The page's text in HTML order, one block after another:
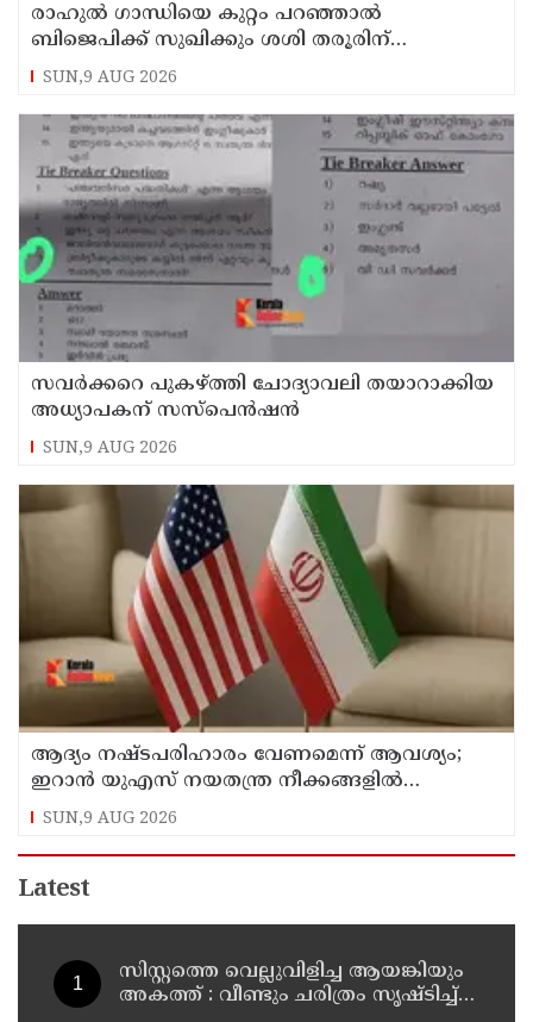
രാഹുല്‍ ഗാന്ധിയെ കുറ്റം പറഞ്ഞാല്‍
ബിജെപിക്ക് സുഖിക്കും ശശി തരൂരിന്
മറുപടിയുമായി കെ സി വേണുഗോപാല്‍
SUN,9 AUG 2026
സവര്‍ക്കറെ പുകഴ്ത്തി ചോദ്യാവലി തയാറാക്കിയ
അധ്യാപകന് സസ്‌പെന്‍ഷന്‍
SUN,9 AUG 2026
ആദ്യം നഷ്ടപരിഹാരം വേണമെന്ന് ആവശ്യം;
ഇറാന്‍ യുഎസ് നയതന്ത്ര നീക്കങ്ങളില്‍
അനിശ്ചിതത്വം
SUN,9 AUG 2026
Latest
സിസ്റ്റത്തെ വെല്ലുവിളിച്ച ആയങ്കിയും
അകത്ത് : വീണ്ടും ചരിത്രം സൃഷ്‌ടിച്ച്